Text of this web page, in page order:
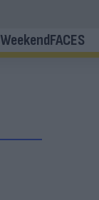
WeekendFACES